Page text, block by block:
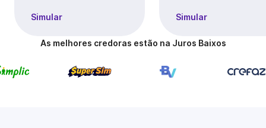
Simular Simular
As melhores credoras estão na Juros Baixos